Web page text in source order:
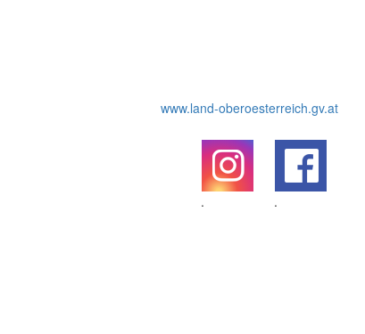
www.land-oberoesterreich.gv.at
.
.